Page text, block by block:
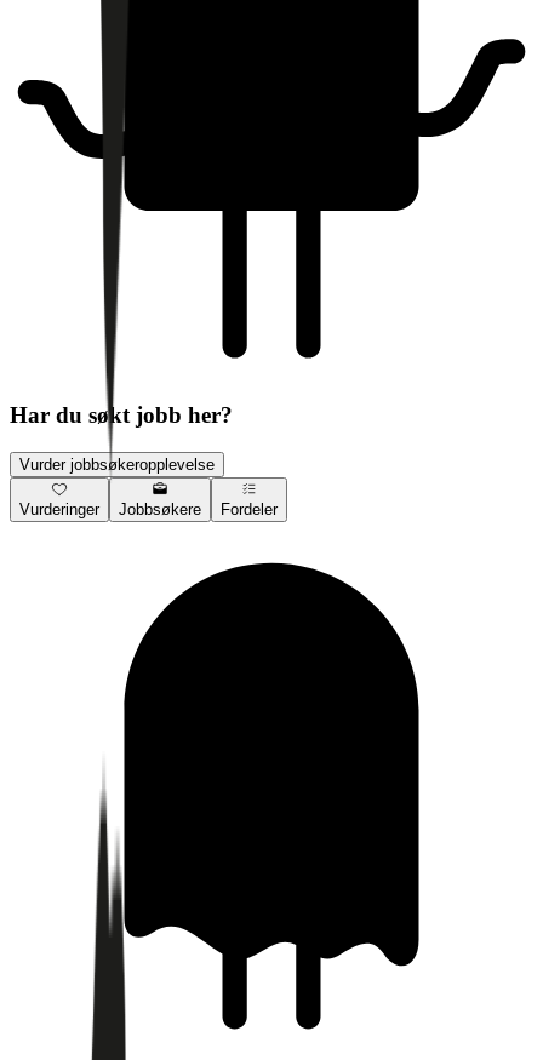
Har du søkt jobb her?
Vurder jobbsøkeropplevelse
Vurderinger Jobbsøkere Fordeler